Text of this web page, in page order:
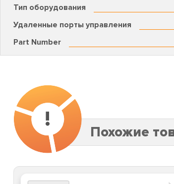
Тип оборудования
Удаленные порты управления
Part Number
!
Похожие